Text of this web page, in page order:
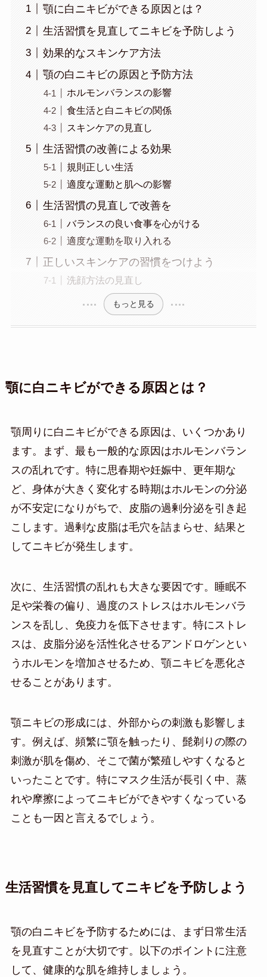
顎に白ニキビができる原因とは？
生活習慣を見直してニキビを予防しよう
効果的なスキンケア方法
顎の白ニキビの原因と予防方法
ホルモンバランスの影響
食生活と白ニキビの関係
スキンケアの見直し
生活習慣の改善による効果
規則正しい生活
適度な運動と肌への影響
生活習慣の見直しで改善を
バランスの良い食事を心がける
適度な運動を取り入れる
正しいスキンケアの習慣をつけよう
洗顔方法の見直し
もっと見る
顎に白ニキビができる原因とは？
顎周りに白ニキビができる原因は、いくつかあり
ます。まず、最も一般的な原因はホルモンバラン
スの乱れです。特に思春期や妊娠中、更年期な
ど、身体が大きく変化する時期はホルモンの分泌
が不安定になりがちで、皮脂の過剰分泌を引き起
こします。過剰な皮脂は毛穴を詰まらせ、結果と
してニキビが発生します。
次に、生活習慣の乱れも大きな要因です。睡眠不
足や栄養の偏り、過度のストレスはホルモンバラ
ンスを乱し、免疫力を低下させます。特にストレ
スは、皮脂分泌を活性化させるアンドロゲンとい
うホルモンを増加させるため、顎ニキビを悪化さ
せることがあります。
顎ニキビの形成には、外部からの刺激も影響しま
す。例えば、頻繁に顎を触ったり、髭剃りの際の
刺激が肌を傷め、そこで菌が繁殖しやすくなると
いったことです。特にマスク生活が長引く中、蒸
れや摩擦によってニキビができやすくなっている
ことも一因と言えるでしょう。
生活習慣を見直してニキビを予防しよう
顎の白ニキビを予防するためには、まず日常生活
を見直すことが大切です。以下のポイントに注意
して、健康的な肌を維持しましょう。